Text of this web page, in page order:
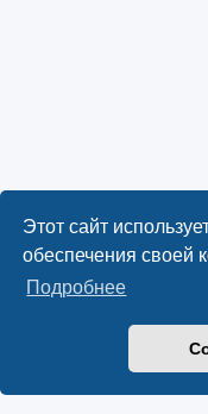
Этот сайт
обеспечения своей
Подробнее